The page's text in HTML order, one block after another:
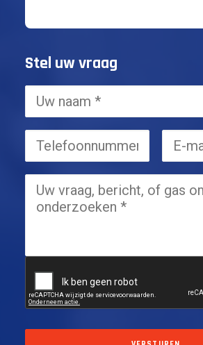
Stel uw vraag